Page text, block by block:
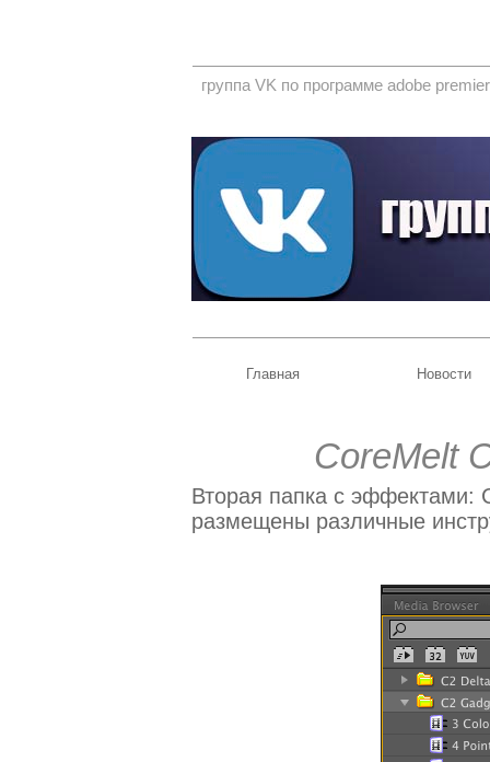
группа VK по программе adobe
Главная Новости
CoreMelt
Вторая папка с эффектами:
размещены различные